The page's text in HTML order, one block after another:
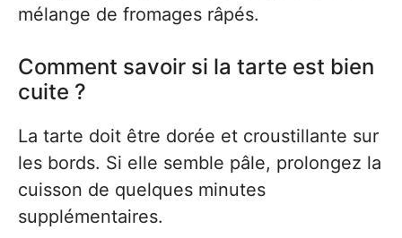
mélange de fromages râpés.
Comment savoir si la tarte est bien
cuite ?
La tarte doit être dorée et croustillante sur
les bords. Si elle semble pâle, prolongez la
cuisson de quelques minutes
supplémentaires.